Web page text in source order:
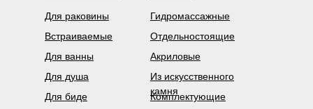
Встраиваемые
Для биде
Для ванны
Для душа
Для раковины
Из искусственного
камня
Гидромассажные
Акриловые
Отдельностоящие
Комплектующие